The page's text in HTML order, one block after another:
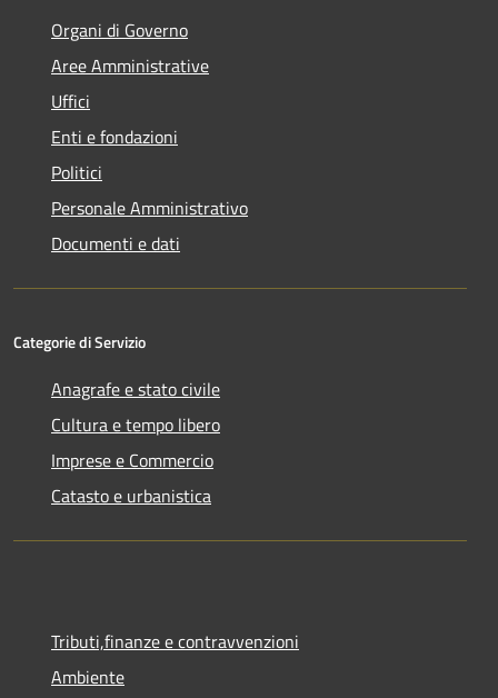
Organi di Governo
Aree Amministrative
Uffici
Enti e fondazioni
Politici
Personale Amministrativo
Documenti e dati
Categorie di Servizio
Anagrafe e stato civile
Cultura e tempo libero
Imprese e Commercio
Catasto e urbanistica
Tributi,finanze e contravvenzioni
Ambiente